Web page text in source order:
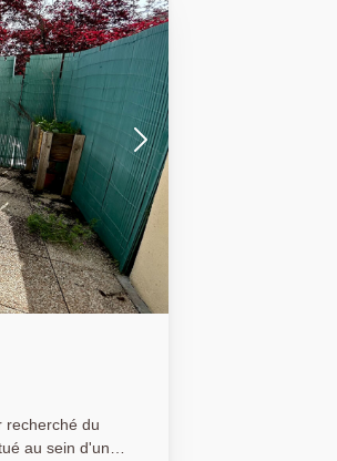
recherché du
au sein d'une